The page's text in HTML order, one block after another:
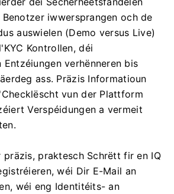
iwwersprangen och de
auswielen (Demo versus Live)
Kontrollen, déi
Entzéiungen verhënneren bis
ass. Präzis Informatioun
vun der Plattform
Verspéidungen a vermeit
präzis, praktesch Schrëtt fir en IQ
wéi Dir E-Mail an
wéi eng Identitéits- an